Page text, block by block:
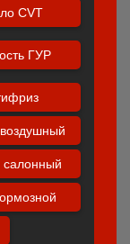
CVT
ГУР
салонный